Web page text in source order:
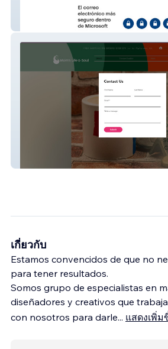
Mom's Life Soul
เกี่ยวกับ
Estamos convencidos de que no
para tener resultados.
Somos grupo de especialistas en
diseñadores y creativos que
con nosotros para darle... แสดงเพิ่ม